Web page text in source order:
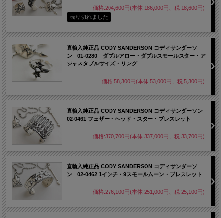
価格:204,600円(本体 186,000円、税 18,600円)
売り切れました
直輸入純正品 CODY SANDERSON コディサンダーソ
ン 01-0280 ダブルアロー・ダブルスモールスター・ア
ジャスタブルサイズ・リング
価格:58,300円(本体 53,000円、税 5,300円)
直輸入純正品 CODY SANDERSON コディサンダーソン
02-0461 フェザー・ヘッド・スター・ブレスレット
価格:370,700円(本体 337,000円、税 33,700円)
直輸入純正品 CODY SANDERSON コディサンダーソ
ン 02-0462 1インチ・9スモールムーン・ブレスレット
価格:276,100円(本体 251,000円、税 25,100円)